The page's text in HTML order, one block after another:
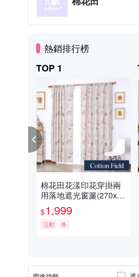
熱銷排行榜
TOP 1
棉花田花漾印花穿掛兩
用落地遮光窗簾(270x23
0cm)
$1,999
活動 券